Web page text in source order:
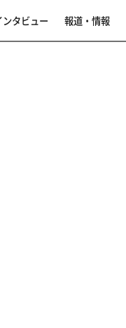
ンタビュー 報道・情報